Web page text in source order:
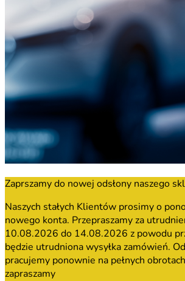
Zaprszamy do nowej odsłony naszego
Naszych stałych Klientów prosimy o
nowego konta. Przepraszamy za
10.08.2026 do 14.08.2026 z powodu
będzie utrudniona wysyłka zamówień.
pracujemy ponownie na pełnych
zapraszamy